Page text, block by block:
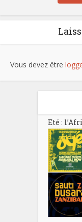
Vous devez être
Eté :